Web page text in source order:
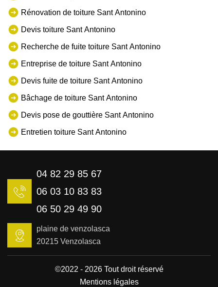
Rénovation de toiture Sant Antonino
Devis toiture Sant Antonino
Recherche de fuite toiture Sant Antonino
Entreprise de toiture Sant Antonino
Devis fuite de toiture Sant Antonino
Bâchage de toiture Sant Antonino
Devis pose de gouttière Sant Antonino
Entretien toiture Sant Antonino
04 82 29 85 67
06 03 10 83 83
06 50 29 49 90
plaine de venzolasca
20215 Venzolasca
©2022 - 2026 Tout droit réservé
Mentions légales